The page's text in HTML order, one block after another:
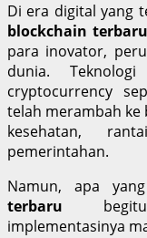
Di era digital yang
blockchain terbaru
para inovator,
dunia.
cryptocurrency
telah merambah ke
kesehatan,
pemerintahan.
Namun, apa
terbaru begitu
implementasinya